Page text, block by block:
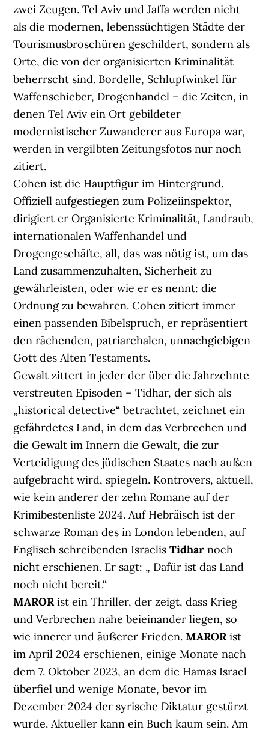
zwei Zeugen. Tel Aviv und Jaffa werden nicht
als die modernen, lebenssüchtigen Städte der
Tourismusbroschüren geschildert, sondern als
Orte, die von der organisierten Kriminalität
beherrscht sind. Bordelle, Schlupfwinkel für
Waffenschieber, Drogenhandel – die Zeiten, in
denen Tel Aviv ein Ort gebildeter
modernistischer Zuwanderer aus Europa war,
werden in vergilbten Zeitungsfotos nur noch
zitiert.
Cohen ist die Hauptfigur im Hintergrund.
Offiziell aufgestiegen zum Polizeiinspektor,
dirigiert er Organisierte Kriminalität, Landraub,
internationalen Waffenhandel und
Drogengeschäfte, all, das was nötig ist, um das
Land zusammenzuhalten, Sicherheit zu
gewährleisten, oder wie er es nennt: die
Ordnung zu bewahren. Cohen zitiert immer
einen passenden Bibelspruch, er repräsentiert
den rächenden, patriarchalen, unnachgiebigen
Gott des Alten Testaments.
Gewalt zittert in jeder der über die Jahrzehnte
verstreuten Episoden – Tidhar, der sich als
„historical detective“ betrachtet, zeichnet ein
gefährdetes Land, in dem das Verbrechen und
die Gewalt im Innern die Gewalt, die zur
Verteidigung des jüdischen Staates nach außen
aufgebracht wird, spiegeln. Kontrovers, aktuell,
wie kein anderer der zehn Romane auf der
Krimibestenliste 2024. Auf Hebräisch ist der
schwarze Roman des in London lebenden, auf
Englisch schreibenden IsraelisTidhar noch
nicht erschienen. Er sagt: „ Dafür ist das Land
noch nicht bereit.“
MARORist ein Thriller, der zeigt, dass Krieg
und Verbrechen nahe beieinander liegen, so
wie innerer und äußerer Frieden.MARORist
im April 2024 erschienen, einige Monate nach
dem 7. Oktober 2023, an dem die Hamas Israel
überfiel und wenige Monate, bevor im
Dezember 2024 der syrische Diktatur gestürzt
wurde. Aktueller kann ein Buch kaum sein. Am